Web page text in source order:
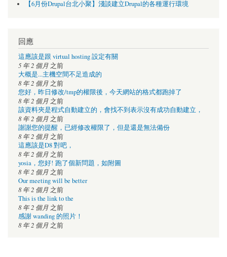
【6月份Drupal台北小聚】淺談建立Drupal的各種運行環境
回應
這應該是跟 virtual hosting 設定有關
5 年 2 個月 之前
大概是...主機空間不足造成的
8 年 2 個月 之前
您好，昨日修改/tmp的權限後，今天網站的格式都跑掉了
8 年 2 個月 之前
該資料夾是程式自動建立的，會找不到表示沒有成功自動建立，
8 年 2 個月 之前
謝謝您的提醒，已經修改權限了，但是還是無法備份
8 年 2 個月 之前
這應該是D8 對吧，
8 年 2 個月 之前
yosia，您好! 跑了個新問題，如附圖
8 年 2 個月 之前
Our meeting will be better
8 年 2 個月 之前
This is the link to the
8 年 2 個月 之前
感謝 wanding 的照片！
8 年 2 個月 之前